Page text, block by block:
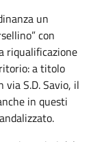
un
con
riqualificazione
a titolo
S.D. Savio, il
in questi